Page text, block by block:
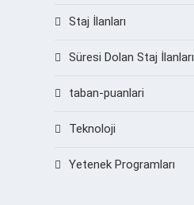
Staj İlanları
Süresi Dolan Staj İlanları
taban-puanlari
Teknoloji
Yetenek Programları